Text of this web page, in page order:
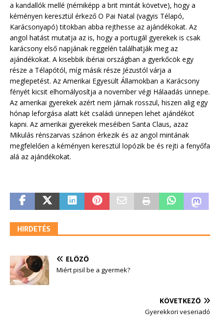
a kandallók mellé (némiképp a brit mintát követve), hogy a
kéményen keresztül érkező O Pai Natal (vagyis Télapó,
Karácsonyapó) titokban abba rejthesse az ajándékokat. Az
angol hatást mutatja az is, hogy a portugál gyerekek is csak
karácsony első napjának reggelén találhatják meg az
ajándékokat. A kisebbik ibériai országban a gyerkőcök egy
része a Télapótól, míg másik része Jézustól várja a
meglepetést. Az Amerikai Egyesült Államokban a Karácsony
fényét kicsit elhomályosítja a november végi Hálaadás ünnepe.
Az amerikai gyerekek azért nem járnak rosszul, hiszen alig egy
hónap leforgása alatt két családi ünnepen lehet ajándékot
kapni. Az amerikai gyerekek meséiben Santa Claus, azaz
Mikulás rénszarvas szánon érkezik és az angol mintának
megfelelően a kéményen keresztül lopózik be és rejti a fenyőfa
alá az ajándékokat.
HIRDETÉS
ELŐZŐ
Miért pisil be a gyermek?
KÖVETKEZŐ
Gyerekkori veseriadó